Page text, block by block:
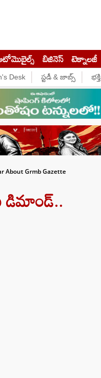
బిజినెస్‌ టెక్నాలజీ
Desk స్టడీ & జాబ్స్ భక్తి
About Grmb Gazette